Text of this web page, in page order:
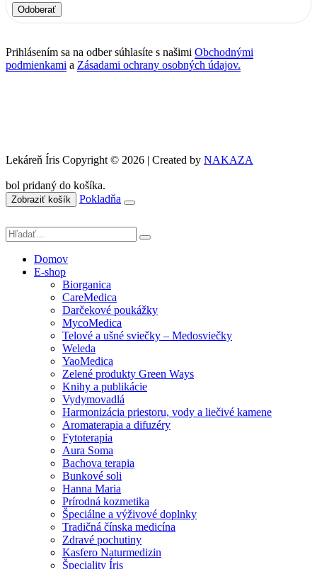
Odoberať
Prihlásením sa na odber súhlasíte s našimi Obchodnými
podmienkami a Zásadami ochrany osobných údajov.
Lekáreň Íris Copyright © 2026 | Created by NAKAZA
bol pridaný do košíka.
Zobraziť košík Pokladňa
Domov
E-shop
Biorganica
CareMedica
Darčekové poukážky
MycoMedica
Telové a ušné sviečky – Medosviečky
Weleda
YaoMedica
Zelené produkty Green Ways
Knihy a publikácie
Vydymovadlá
Harmonizácia priestoru, vody a liečivé kamene
Aromaterapia a difuzéry
Fytoterapia
Aura Soma
Bachova terapia
Bunkové soli
Hanna Maria
Prírodná kozmetika
Špeciálne a výživové doplnky
Tradičná čínska medicína
Zdravé pochutiny
Kasfero Naturmedizin
Špeciality Íris